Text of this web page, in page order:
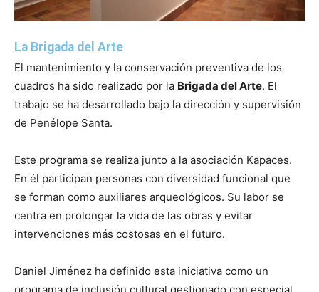
La Brigada del Arte
El mantenimiento y la conservación preventiva de los
cuadros ha sido realizado por la Brigada del Arte. El
trabajo se ha desarrollado bajo la dirección y supervisión
de Penélope Santa.
Este programa se realiza junto a la asociación Kapaces.
En él participan personas con diversidad funcional que
se forman como auxiliares arqueológicos. Su labor se
centra en prolongar la vida de las obras y evitar
intervenciones más costosas en el futuro.
Daniel Jiménez ha definido esta iniciativa como un